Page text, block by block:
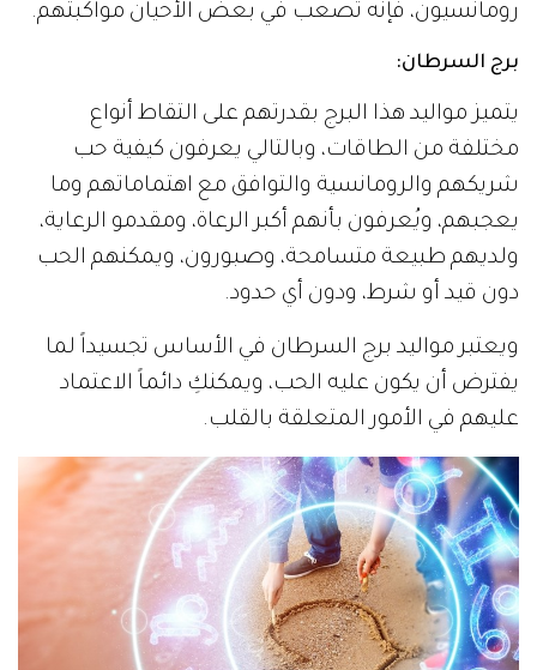
رومانسيون، فإنه تصعب في بعض الأحيان مواكبتهم.
برج السرطان:
يتميز مواليد هذا البرج بقدرتهم على التقاط أنواع
مختلفة من الطاقات، وبالتالي يعرفون كيفية حب
شريكهم والرومانسية والتوافق مع اهتماماتهم وما
يعجبهم، ويُعرفون بأنهم أكبر الرعاة، ومقدمو الرعاية،
ولديهم طبيعة متسامحة، وصبورون، ويمكنهم الحب
دون قيد أو شرط، ودون أي حدود.
ويعتبر مواليد برج السرطان في الأساس تجسيداً لما
يفترض أن يكون عليه الحب، ويمكنكِ دائماً الاعتماد
عليهم في الأمور المتعلقة بالقلب.